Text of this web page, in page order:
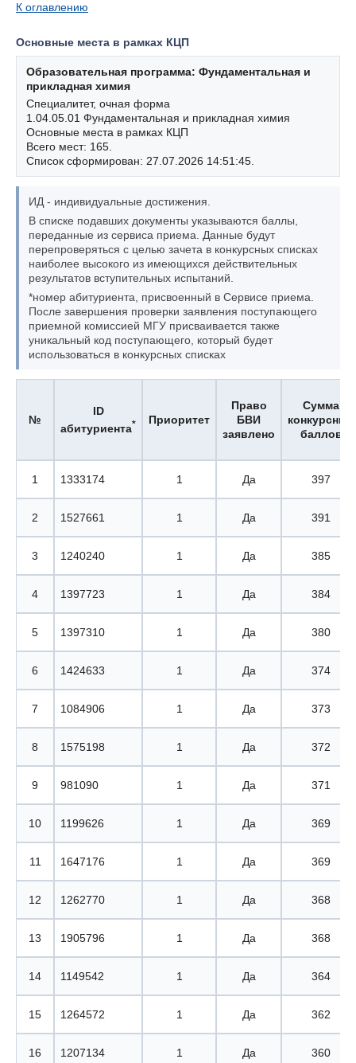
К оглавлению
Основные места в рамках КЦП
Образовательная программа: Фундаментальная и
прикладная химия
Специалитет, очная форма
1.04.05.01 Фундаментальная и прикладная химия
Основные места в рамках КЦП
Всего мест: 165.
Список сформирован: 27.07.2026 14:51:45.
ИД - индивидуальные достижения.
В списке подавших документы указываются баллы,
переданные из сервиса приема. Данные будут
перепроверяться с целью зачета в конкурсных списках
наиболее высокого из имеющихся действительных
результатов вступительных испытаний.
*номер абитуриента, присвоенный в Сервисе приема.
После завершения проверки заявления поступающего
приемной комиссией МГУ присваивается также
уникальный код поступающего, который будет
использоваться в конкурсных списках
№
ID
абитуриента* Приоритет
Право
БВИ
заявлено
Сумма
конкурсных
баллов
1 1333174 1 Да 397
2 1527661 1 Да 391
3 1240240 1 Да 385
4 1397723 1 Да 384
5 1397310 1 Да 380
6 1424633 1 Да 374
7 1084906 1 Да 373
8 1575198 1 Да 372
9 981090 1 Да 371
10 1199626 1 Да 369
11 1647176 1 Да 369
12 1262770 1 Да 368
13 1905796 1 Да 368
14 1149542 1 Да 364
15 1264572 1 Да 362
16 1207134 1 Да 360